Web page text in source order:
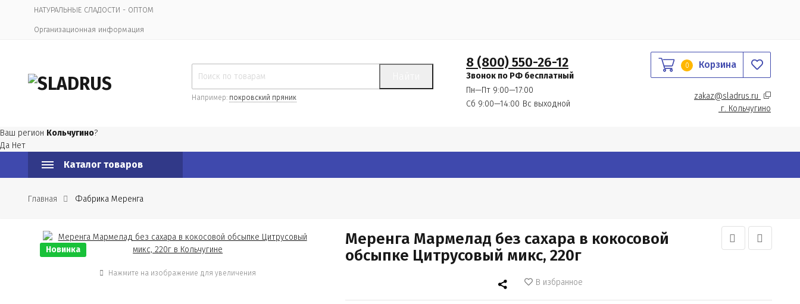
НАТУРАЛЬНЫЕ СЛАДОСТИ - ОПТОМ
Организационная информация
Например: покровский пряник
8 (800) 550-26-12
Звонок по РФ бесплатный
Пн—Пт 9:00—17:00
Сб 9:00—14:00 Вс выходной
0 Корзина
zakaz@sladrus.ru
г. Кольчугино
Ваш регион Кольчугино?
Да Нет
Каталог товаров
Главная Фабрика Меренга
Новинка
Нажмите на изображение для увеличения
Меренга Мармелад без сахара в кокосовой
обсыпке Цитрусовый микс, 220г
В избранное